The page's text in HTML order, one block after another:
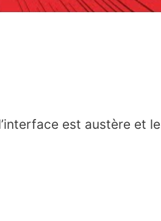
est austère et le